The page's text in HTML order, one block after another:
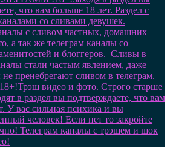
что вам больше 18 лет. Раздел с
со сливами девушек.
с сливом частных, домашних
а так же телеграм каналы со
и блоггеров. Сливы в
стали частым явлением, даже
пренебрегают сливом в телеграм.
Трэш видео и фото. Строго старше
в раздел вы подтверждаете, что вам
У вас сильная психика и вы
человек! Если нет то закройте
Телеграм каналы с трэшем и шок